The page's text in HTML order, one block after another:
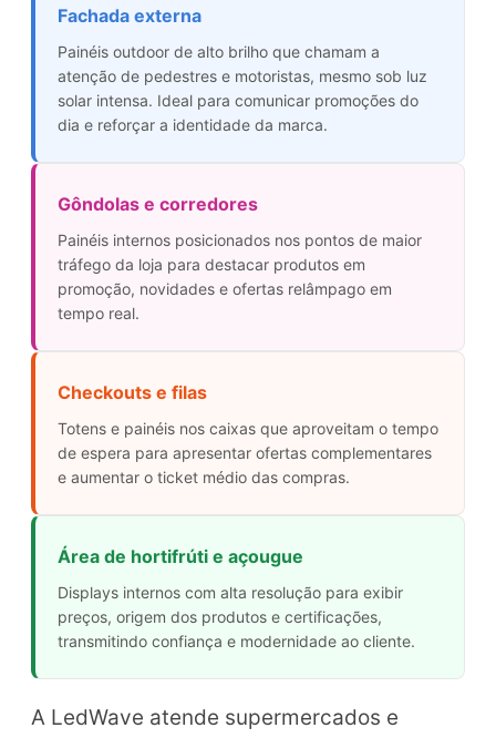
Fachada externa
Painéis outdoor de alto brilho que chamam a
atenção de pedestres e motoristas, mesmo sob luz
solar intensa. Ideal para comunicar promoções do
dia e reforçar a identidade da marca.
Gôndolas e corredores
Painéis internos posicionados nos pontos de maior
tráfego da loja para destacar produtos em
promoção, novidades e ofertas relâmpago em
tempo real.
Checkouts e filas
Totens e painéis nos caixas que aproveitam o tempo
de espera para apresentar ofertas complementares
e aumentar o ticket médio das compras.
Área de hortifrúti e açougue
Displays internos com alta resolução para exibir
preços, origem dos produtos e certificações,
transmitindo confiança e modernidade ao cliente.
A LedWave atende supermercados e